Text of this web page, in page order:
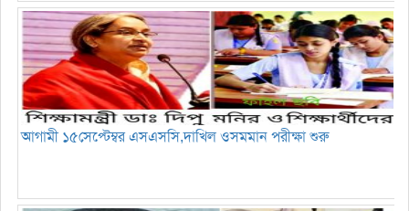
আগামী ১৫সেপ্টেম্বর এসএসসি,দাখিল ওসমমান পরীক্ষা শুরু